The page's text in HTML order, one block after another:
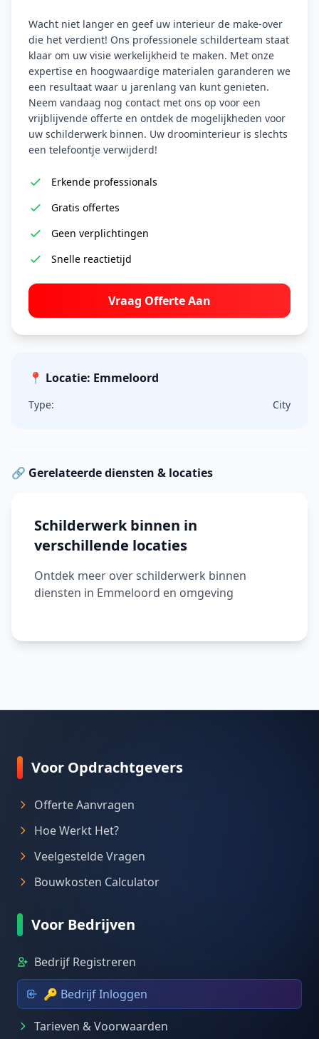
Wacht niet langer en geef uw interieur de make-over
die het verdient! Ons professionele schilderteam staat
klaar om uw visie werkelijkheid te maken. Met onze
expertise en hoogwaardige materialen garanderen we
een resultaat waar u jarenlang van kunt genieten.
Neem vandaag nog contact met ons op voor een
vrijblijvende offerte en ontdek de mogelijkheden voor
uw schilderwerk binnen. Uw droominterieur is slechts
een telefoontje verwijderd!
Erkende professionals
Gratis offertes
Geen verplichtingen
Snelle reactietijd
Vraag Offerte Aan
📍 Locatie: Emmeloord
Type: City
🔗 Gerelateerde diensten & locaties
Schilderwerk binnen in
verschillende locaties
Ontdek meer over schilderwerk binnen
diensten in Emmeloord en omgeving
Voor Opdrachtgevers
Offerte Aanvragen
Hoe Werkt Het?
Veelgestelde Vragen
Bouwkosten Calculator
Voor Bedrijven
Bedrijf Registreren
🔑 Bedrijf Inloggen
Tarieven & Voorwaarden